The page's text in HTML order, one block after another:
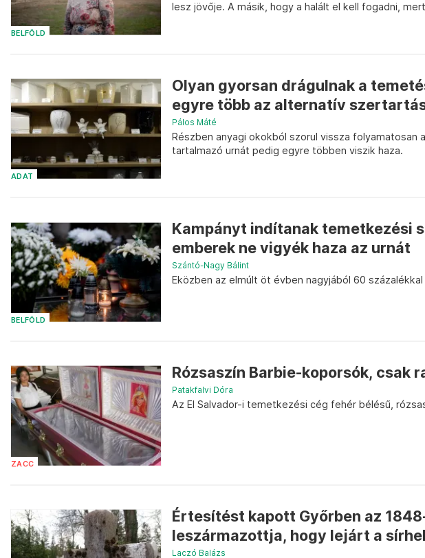
BELFÖLD
lesz jövője. A másik, hogy a halált el kell fogadni,
ADAT
Olyan gyorsan drágulnak a
egyre több az alternatív
Pálos Máté
Részben anyagi okokból szorul vissza folyamatosan
tartalmazó urnát pedig egyre többen viszik haza.
BELFÖLD
Kampányt indítanak temetkezési
emberek ne vigyék haza az urnát
Szántó-Nagy Bálint
Eközben az elmúlt öt évben nagyjából 60
ZACC
Rózsaszín Barbie-koporsók, csak
Patakfalvi Dóra
Az El Salvador-i temetkezési cég fehér bélésű,
Értesítést kapott Győrben az
leszármazottja, hogy lejárt a
Laczó Balázs